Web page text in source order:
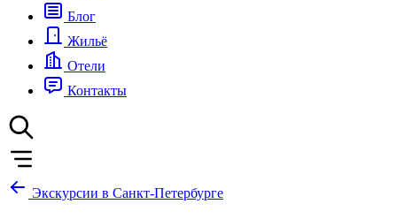
Блог
Жильё
Отели
Контакты
Экскурсии в Санкт-Петербурге